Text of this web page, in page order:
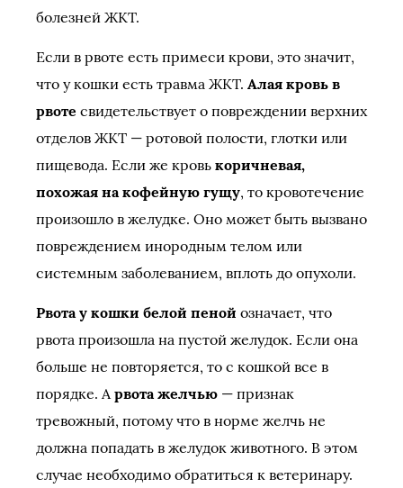
болезней ЖКТ.
Если в рвоте есть примеси крови, это значит,
что у кошки есть травма ЖКТ. Алая кровь в
рвоте свидетельствует о повреждении верхних
отделов ЖКТ — ротовой полости, глотки или
пищевода. Если же кровь коричневая,
похожая на кофейную гущу, то кровотечение
произошло в желудке. Оно может быть вызвано
повреждением инородным телом или
системным заболеванием, вплоть до опухоли.
Рвота у кошки белой пеной означает, что
рвота произошла на пустой желудок. Если она
больше не повторяется, то с кошкой все в
порядке. Арвота желчью — признак
тревожный, потому что в норме желчь не
должна попадать в желудок животного. В этом
случае необходимо обратиться к ветеринару.